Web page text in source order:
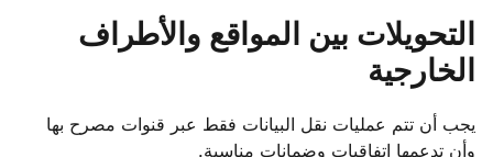
التحويلات بين المواقع والأطراف
الخارجية
يجب أن تتم عمليات نقل البيانات فقط عبر قنوات مصرح بها
وأن تدعمها اتفاقيات وضمانات مناسبة.